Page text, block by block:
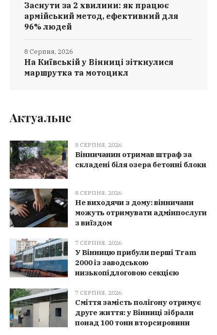
Заснути за 2 хвилини: як працює
армійський метод, ефективний для
96% людей
На Київській у Вінниці зіткнулися
маршрутка та мотоцикл
8 Серпня, 2026
Актуальне
8 СЕРПНЯ, 2026
Вінничанин отримав штраф за
складені біля озера бетонні блоки
8 СЕРПНЯ, 2026
Не виходячи з дому: вінничани
можуть отримувати адмінпослуги
з виїздом
7 СЕРПНЯ, 2026
У Вінницю прибули перші Tram
2000 із заводською
низькопідлоговою секцією
7 СЕРПНЯ, 2026
Сміття замість полігону отримує
друге життя: у Вінниці зібрали
понад 100 тонн вторсировини